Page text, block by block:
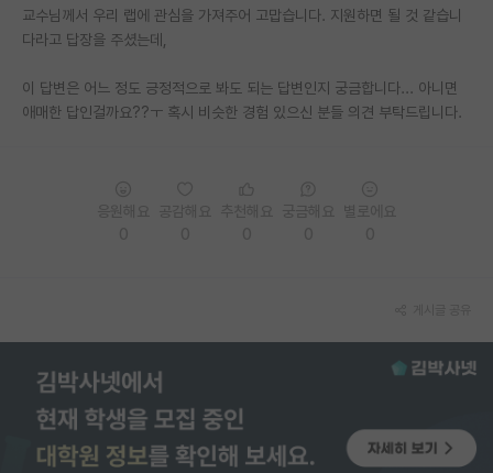
임용 정보 게시판
학부 인턴 게시판
장학금/장학생 게시판
학술 정보 게시판
교수님께서 우리 랩에 관심을 가져주어 고맙습니다. 지원하면 될 것 같습니
다라고 답장을 주셨는데,
이 답변은 어느 정도 긍정적으로 봐도 되는 답변인지 궁금합니다... 아니면
애매한 답인걸까요??ㅜ 혹시 비슷한 경험 있으신 분들 의견 부탁드립니다.